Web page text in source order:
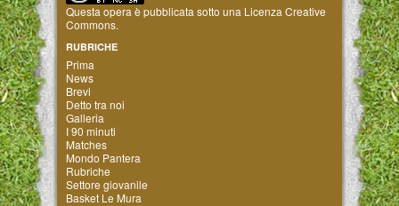
Questa opera è pubblicata sotto una Licenza Creative
Commons.
RUBRICHE
Prima
News
Brevi
Detto tra noi
Galleria
I 90 minuti
Matches
Mondo Pantera
Rubriche
Settore giovanile
Basket Le Mura